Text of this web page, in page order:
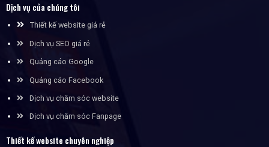
Dịch vụ của chúng tôi
Thiết kế website giá rẻ
Dịch vụ SEO giá rẻ
Quảng cáo Google
Quảng cáo Facebook
Dịch vụ chăm sóc website
Dịch vụ chăm sóc Fanpage
Thiết kế website chuyên nghiệp